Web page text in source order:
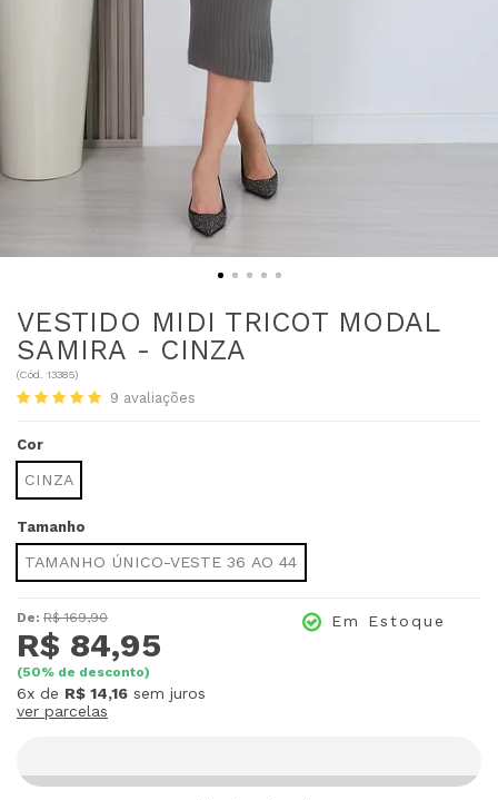
VESTIDO MIDI TRICOT MODAL
SAMIRA - CINZA
(Cód. 13385)
9 avaliações
Cor
CINZA
Tamanho
TAMANHO ÚNICO-VESTE 36 AO 44
De: R$ 169,90
R$ 84,95
(50% de desconto)
6x de R$ 14,16 sem juros
ver parcelas
Em Estoque